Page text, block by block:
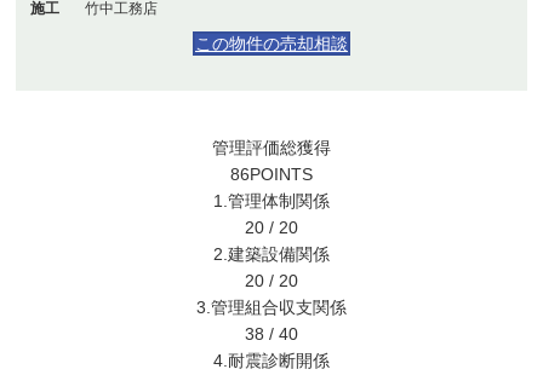
施工
竹中工務店
この物件の売却相談
管理評価総獲得
86POINTS
1.管理体制関係
20 / 20
2.建築設備関係
20 / 20
3.管理組合収支関係
38 / 40
4.耐震診断開係